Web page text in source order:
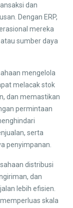
dan
Dengan ERP,
mereka
sumber daya
mengelola
melacak stok
dan memastikan
permintaan
serta
penyimpanan.
distribusi
dan
lebih efisien.
skala